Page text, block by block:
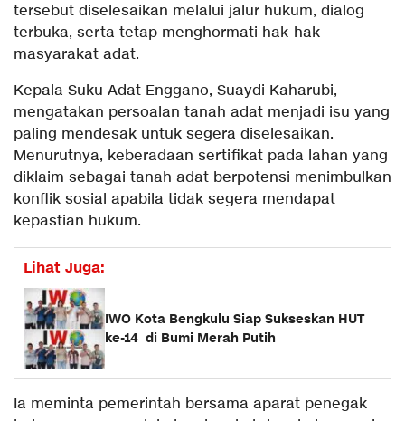
tersebut diselesaikan melalui jalur hukum, dialog
terbuka, serta tetap menghormati hak-hak
masyarakat adat.
Kepala Suku Adat Enggano, Suaydi Kaharubi,
mengatakan persoalan tanah adat menjadi isu yang
paling mendesak untuk segera diselesaikan.
Menurutnya, keberadaan sertifikat pada lahan yang
diklaim sebagai tanah adat berpotensi menimbulkan
konflik sosial apabila tidak segera mendapat
kepastian hukum.
Lihat Juga:
IWO Kota Bengkulu Siap Sukseskan HUT
ke-14 di Bumi Merah Putih
Ia meminta pemerintah bersama aparat penegak